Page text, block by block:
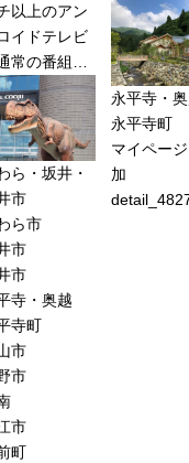
以上のアン
イドテレビ
常の番組…
ら・坂井・
市
ら市
市
市
寺・奥越
寺町
市
市
市
町
永平寺・
永平寺町
マイペー
加